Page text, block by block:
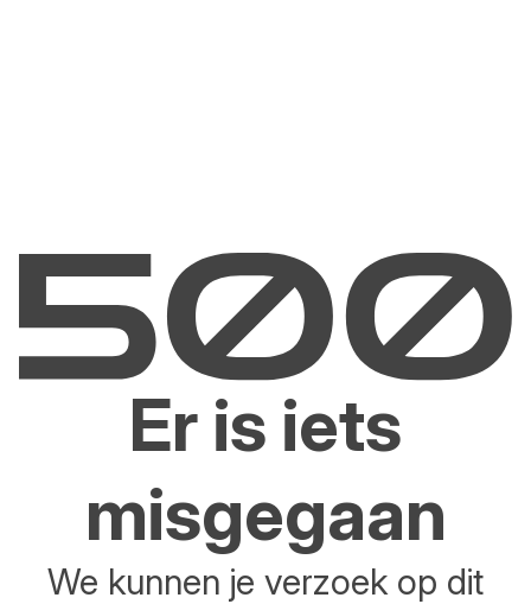
Er is iets
misgegaan
We kunnen je verzoek op dit